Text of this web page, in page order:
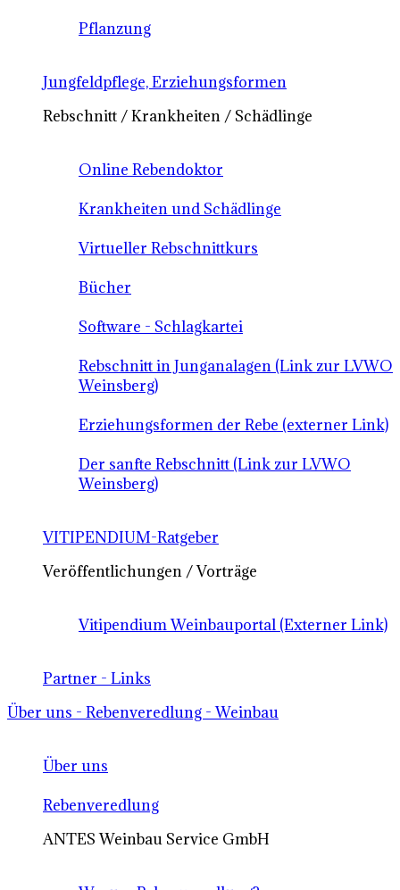
Pflanzung
Jungfeldpflege, Erziehungsformen
Rebschnitt / Krankheiten / Schädlinge
Online Rebendoktor
Krankheiten und Schädlinge
Virtueller Rebschnittkurs
Bücher
Software - Schlagkartei
Rebschnitt in Junganalagen (Link zur LVWO
Weinsberg)
Erziehungsformen der Rebe (externer Link)
Der sanfte Rebschnitt (Link zur LVWO
Weinsberg)
VITIPENDIUM-Ratgeber
Veröffentlichungen / Vorträge
Vitipendium Weinbauportal (Externer Link)
Partner - Links
Über uns - Rebenveredlung - Weinbau
Über uns
Rebenveredlung
ANTES Weinbau Service GmbH